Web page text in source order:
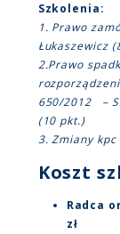
Szkolenia:
1. Prawo
Łukaszewicz
2.Prawo
650/2012 –
(10 pkt.)
3. Zmiany
Koszt
Radca
zł